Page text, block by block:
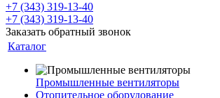
+7 (343) 319-13-40
+7 (343) 319-13-40
Заказать обратный звонок
Каталог
Промышленные вентиляторы
Отопительное оборудование